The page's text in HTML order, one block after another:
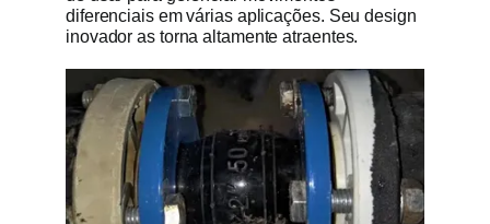
diferenciais em várias aplicações. Seu design
inovador as torna altamente atraentes.